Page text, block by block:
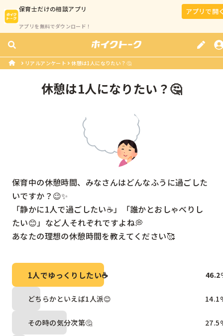
保育士だけの相談アプリ
アプリを無料でダウンロード！
アプリで開
リアルアンケート 休憩は1人になりたい？🤔
休憩は1人になりたい？🤔
保育中の休憩時間、みなさんはどんなふうに過ごした
いですか？😉✨
「静かに1人で過ごしたい☕」「誰かとおしゃべりし
たい😊」など人それぞれですよね💭
あなたの理想の休憩時間を教えてください🥰
1人でゆっくりしたい☕ 46.2
どちらかといえば1人派😊 14.1
その時の気分次第🤔 27.5